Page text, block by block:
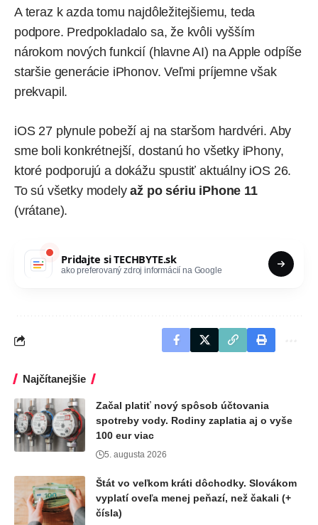
A teraz k azda tomu najdôležitejšiemu, teda
podpore. Predpokladalo sa, že kvôli vyšším
nárokom nových funkcií (hlavne AI) na Apple odpíše
staršie generácie iPhonov. Veľmi príjemne však
prekvapil.
iOS 27 plynule pobeží aj na staršom hardvéri. Aby
sme boli konkrétnejší, dostanú ho všetky iPhony,
ktoré podporujú a dokážu spustiť aktuálny iOS 26.
To sú všetky modelyaž po sériu iPhone 11
(vrátane).
Pridajte siTECHBYTE.sk
ako preferovaný zdroj informácií na Google
Najčítanejšie
Začal platiť nový spôsob účtovania
spotreby vody. Rodiny zaplatia aj o vyše
100 eur viac
5. augusta 2026
Štát vo veľkom kráti dôchodky. Slovákom
vyplatí oveľa menej peňazí, než čakali (+
čísla)